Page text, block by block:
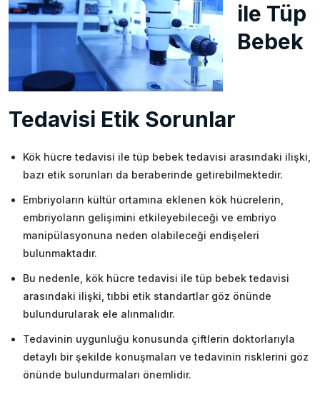
ile Tüp
Bebek
Tedavisi Etik Sorunlar
Kök hücre tedavisi ile tüp bebek tedavisi arasındaki ilişki,
bazı etik sorunları da beraberinde getirebilmektedir.
Embriyoların kültür ortamına eklenen kök hücrelerin,
embriyoların gelişimini etkileyebileceği ve embriyo
manipülasyonuna neden olabileceği endişeleri
bulunmaktadır.
Bu nedenle, kök hücre tedavisi ile tüp bebek tedavisi
arasındaki ilişki, tıbbi etik standartlar göz önünde
bulundurularak ele alınmalıdır.
Tedavinin uygunluğu konusunda çiftlerin doktorlarıyla
detaylı bir şekilde konuşmaları ve tedavinin risklerini göz
önünde bulundurmaları önemlidir.